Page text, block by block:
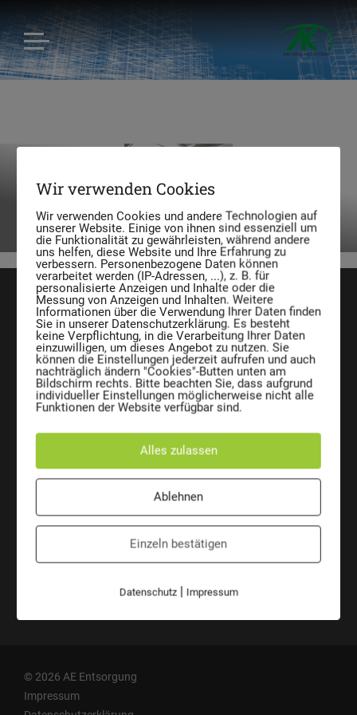
Industriebedarf – Lagerung,
Manipulation, Sammlung, …
AE Entsorgungssysteme GmbH
Josef Sandhofer Straße 9c
A-2000 Stockerau
Austria
Fax:+43 2266 66 190 26
office@ae-entsorgung.eu
ÜBERSICHT VERANTWORTUNG
Mülltonne CO2 Kalkulator
© 2026 AE Entsorgung
Impressum
Wir verwenden Cookies
Wir verwenden Cookies und andere Technologien auf
unserer Website. Einige von ihnen sind essenziell um
die Funktionalität zu gewährleisten, während andere
uns helfen, diese Website und Ihre Erfahrung zu
verbessern. Personenbezogene Daten können
verarbeitet werden (IP-Adressen, ...), z. B. für
personalisierte Anzeigen und Inhalte oder die
Messung von Anzeigen und Inhalten. Weitere
Informationen über die Verwendung Ihrer Daten finden
Sie in unserer Datenschutzerklärung. Es besteht
keine Verpflichtung, in die Verarbeitung Ihrer Daten
einzuwilligen, um dieses Angebot zu nutzen. Sie
können die Einstellungen jederzeit aufrufen und auch
nachträglich ändern "Cookies"-Butten unten am
Bildschirm rechts. Bitte beachten Sie, dass aufgrund
individueller Einstellungen möglicherweise nicht alle
Funktionen der Website verfügbar sind.
Alles zulassen
Ablehnen
Einzeln bestätigen
Datenschutz| Impressum